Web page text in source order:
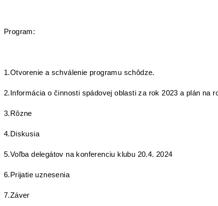
Program:
1.Otvorenie a schválenie programu schôdze.
2.Informácia o činnosti spádovej oblasti za rok 2023 a plán na
3.Rôzne
4.Diskusia
5.Voľba delegátov na konferenciu klubu 20.4. 2024
6.Prijatie uznesenia
7.Záver